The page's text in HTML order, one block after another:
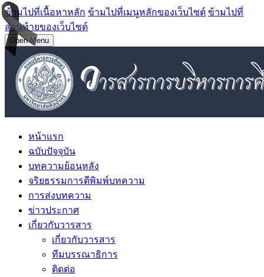
ข้ามไปที่เนื้อหาหลัก ข้ามไปที่เมนูหลักของเว็บไซต์ ข้ามไปที่
ส่วนท้ายของเว็บไซต์
Open Menu
หน้าแรก
ฉบับปัจจุบัน
บทความย้อนหลัง
จริยธรรมการตีพิมพ์บทความ
การส่งบทความ
ข่าวประกาศ
เกี่ยวกับวารสาร
เกี่ยวกับวารสาร
ทีมบรรณาธิการ
ติดต่อ